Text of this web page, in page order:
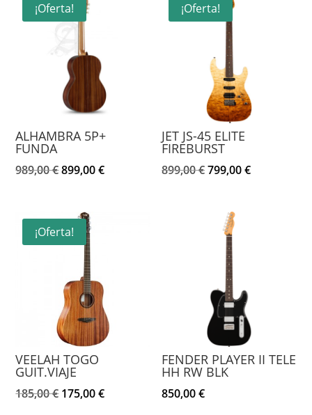
¡Oferta!
ALHAMBRA 5P+
FUNDA
989,00€El
era:
989,00 €.
899,00€El
¡Oferta!
JET JS-45 ELITE
FIREBURST
899,00€El
era:
899,00 €.
799,00€El
¡Oferta!
VEELAH TOGO
GUIT.VIAJE
185,00€ El
175,00€El
FENDER PLAYER II TELE
HH RW BLK
850,00€